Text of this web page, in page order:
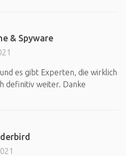
& Spyware
es gibt Experten, die wirklich
definitiv weiter. Danke